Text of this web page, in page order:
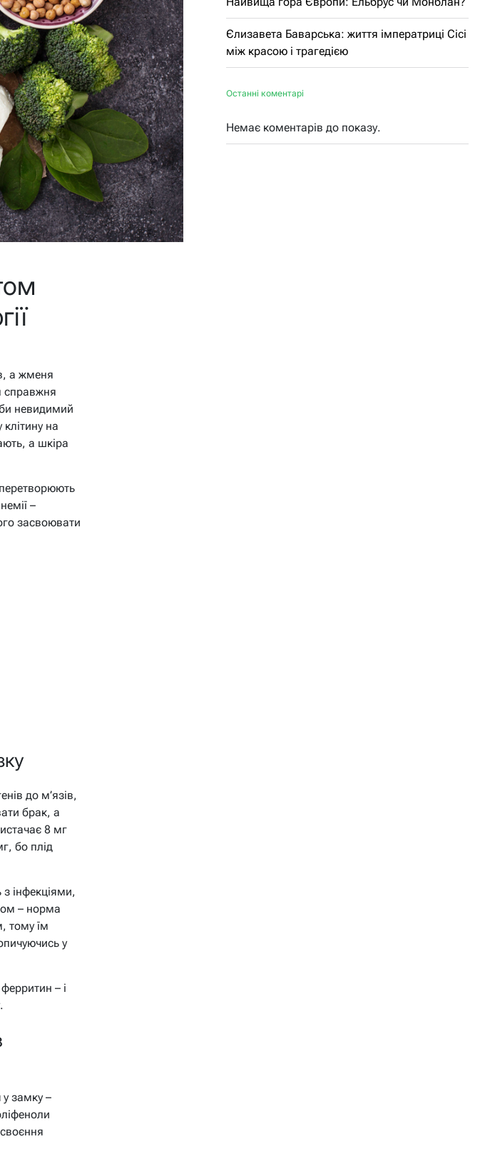
а жменя
справжня
невидимий
на
а шкіра
перетворюють
–
засвоювати
до м’язів,
брак, а
8 мг
бо плід
інфекціями,
– норма
тому їм
у
– і
замку –
Єлизавета Баварська: життя імператриці Сісі
між красою і трагедією
Останні коментарі
Немає коментарів до показу.